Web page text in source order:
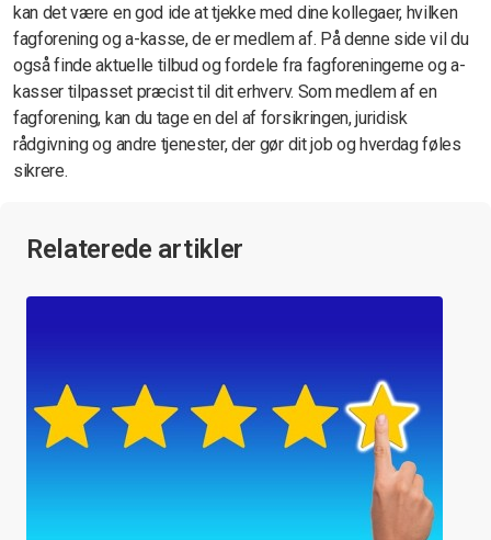
kan det være en god ide at tjekke med dine kollegaer, hvilken
fagforening og a-kasse, de er medlem af. På denne side vil du
også finde aktuelle tilbud og fordele fra fagforeningerne og a-
kasser tilpasset præcist til dit erhverv. Som medlem af en
fagforening, kan du tage en del af forsikringen, juridisk
rådgivning og andre tjenester, der gør dit job og hverdag føles
sikrere.
Relaterede artikler